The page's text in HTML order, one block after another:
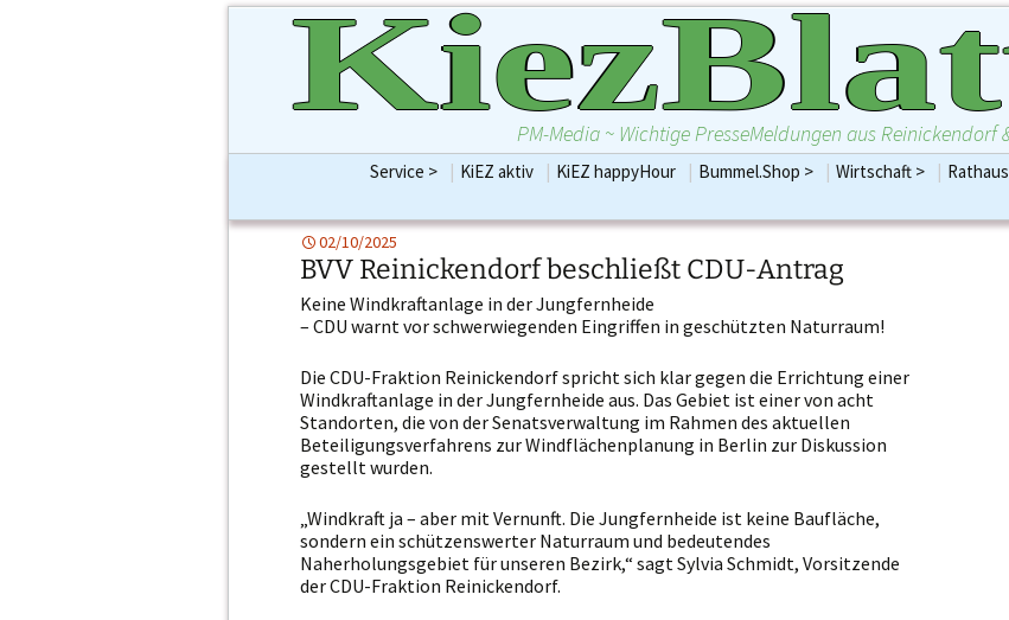
PM-Media ~ Wichtige PresseMeldungen aus Reinickendorf
Zum
springen
Service >
|
Preise & Größen für eine starke
Werbung Ihrer individuellen
Aufmerksamkeits-Ökonomie
KiEZ aktiv | KiEZ happyHour | Bummel.Shop >
|
Borsigwalde
Heiligensee
Hermsdorf
Reinickendorf
Waidmannslust
Wittenau
Sonstige.Bummel.Shop
Alles Bummel.Shop
Wirtschaft >
|
02/10/2025
BVV Reinickendorf beschließt CDU-Antrag
Keine Windkraftanlage in der Jungfernheide
– CDU warnt vor schwerwiegenden Eingriffen in geschützten Naturraum!
Die CDU-Fraktion Reinickendorf spricht sich klar gegen die Errichtung einer
Windkraftanlage in der Jungfernheide aus. Das Gebiet ist einer von acht
Standorten, die von der Senatsverwaltung im Rahmen des aktuellen
Beteiligungsverfahrens zur Windflächenplanung in Berlin zur Diskussion
gestellt wurden.
„Windkraft ja – aber mit Vernunft. Die Jungfernheide ist keine Baufläche,
sondern ein schützenswerter Naturraum und bedeutendes
Naherholungsgebiet für unseren Bezirk,“ sagt Sylvia Schmidt, Vorsitzende
der CDU-Fraktion Reinickendorf.